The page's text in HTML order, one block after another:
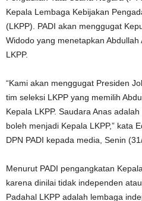
Kepala Lembaga Kebijakan
(LKPP). PADI akan menggugat
Widodo yang menetapkan Abdullah
LKPP.
“Kami akan menggugat Presiden
tim seleksi LKPP yang memilih
Kepala LKPP. Saudara Anas
boleh menjadi Kepala LKPP,” kata
DPN PADI kepada media, Senin
Menurut PADI pengangkatan
karena dinilai tidak independen
Padahal LKPP adalah lembaga